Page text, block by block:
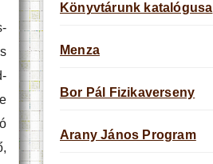
Könyvtárunk katalógusa
Menza
Bor Pál Fizikaverseny
Arany János Program